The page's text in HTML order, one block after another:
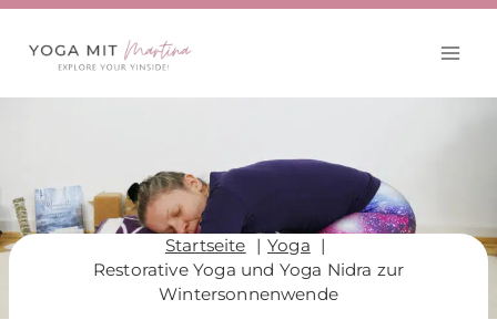
Zum
Inhalt
springen
Startseite
Yoga
Restorative Yoga und Yoga Nidra zur
Wintersonnenwende